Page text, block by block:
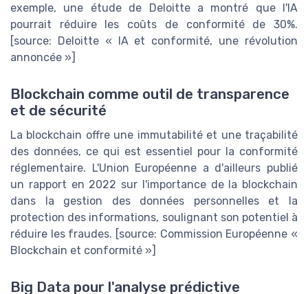
exemple, une étude de Deloitte a montré que l'IA
pourrait réduire les coûts de conformité de 30%.
[source: Deloitte « IA et conformité, une révolution
annoncée »]
Blockchain comme outil de transparence
et de sécurité
La blockchain offre une immutabilité et une traçabilité
des données, ce qui est essentiel pour la conformité
réglementaire. L'Union Européenne a d'ailleurs publié
un rapport en 2022 sur l'importance de la blockchain
dans la gestion des données personnelles et la
protection des informations, soulignant son potentiel à
réduire les fraudes. [source: Commission Européenne «
Blockchain et conformité »]
Big Data pour l'analyse prédictive